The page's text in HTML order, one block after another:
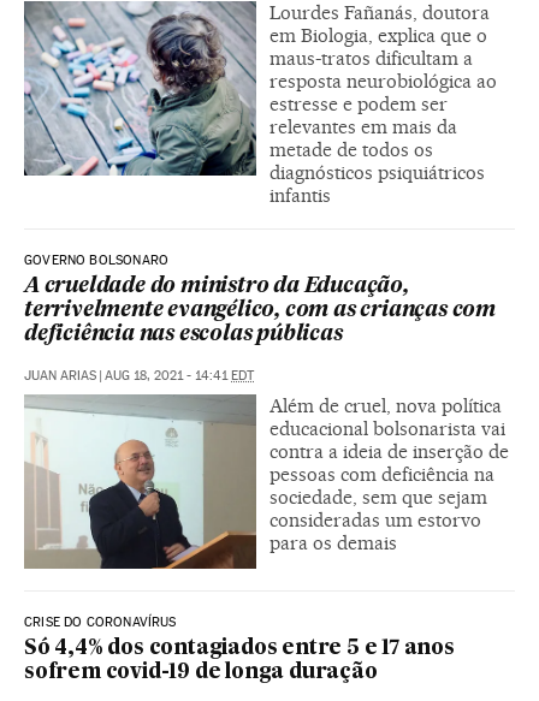
Lourdes Fañanás, doutora
em Biologia, explica que o
maus-tratos dificultam a
resposta neurobiológica ao
estresse e podem ser
relevantes em mais da
metade de todos os
diagnósticos psiquiátricos
infantis
GOVERNO BOLSONARO
A crueldade do ministro da Educação,
terrivelmente evangélico, com as crianças com
deficiência nas escolas públicas
JUAN ARIAS AUG 18, 2021 - 14:41 EDT
Além de cruel, nova política
educacional bolsonarista vai
contra a ideia de inserção de
pessoas com deficiência na
sociedade, sem que sejam
consideradas um estorvo
para os demais
CRISE DO CORONAVÍRUS
Só 4,4% dos contagiados entre 5 e 17 anos
sofrem covid-19 de longa duração